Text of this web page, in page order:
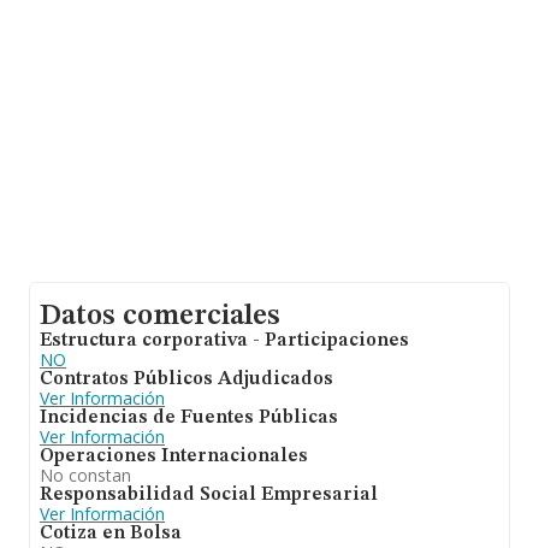
Datos comerciales
Estructura corporativa - Participaciones
NO
Contratos Públicos Adjudicados
Ver Información
Incidencias de Fuentes Públicas
Ver Información
Operaciones Internacionales
No constan
Responsabilidad Social Empresarial
Ver Información
Cotiza en Bolsa